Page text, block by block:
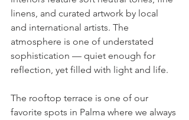
linens, and curated artwork by local
and international artists. The
atmosphere is one of understated
sophistication — quiet enough for
reflection, yet filled with light and life.
The rooftop terrace is one of our
favorite spots in Palma where we always